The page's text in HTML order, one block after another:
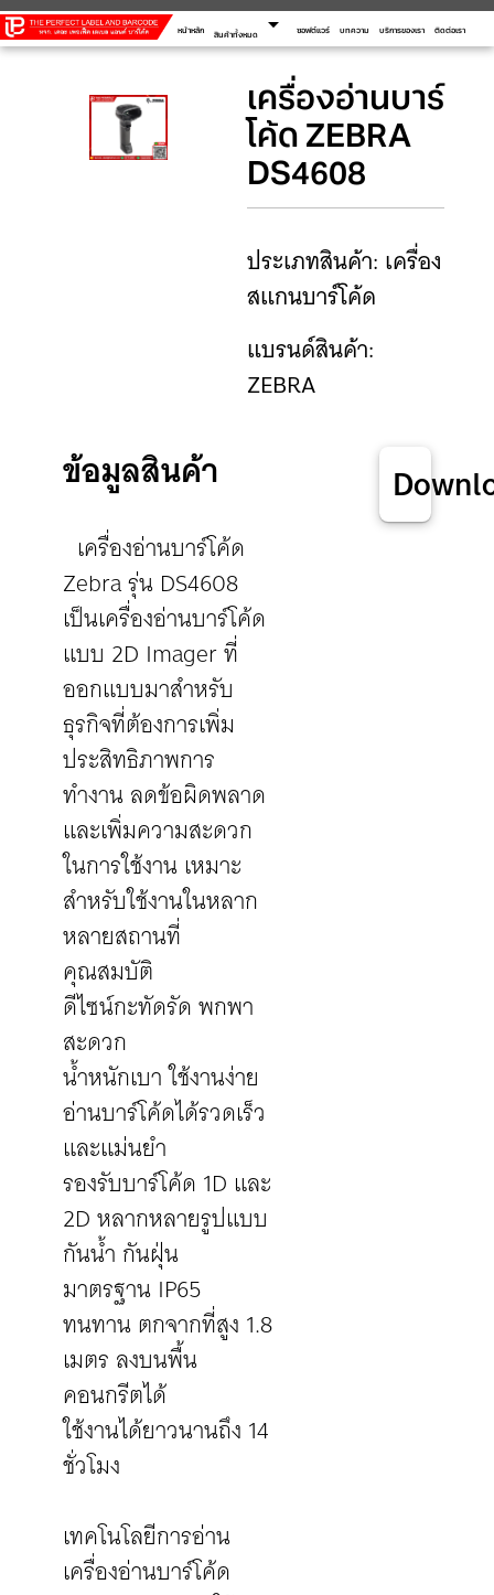
หน้าหลัก สินค้าทั้งหมด arrow_drop_down ซอฟต์แวร์ บทความ บริการของเรา ติดต่อเรา
เครื่องอ่านบาร์
โค้ด ZEBRA
DS4608
ประเภทสินค้า: เครื่อง
สแกนบาร์โค้ด
แบรนด์สินค้า:
ZEBRA
ข้อมูลสินค้า
เครื่องอ่านบาร์โค้ด
Zebra รุ่น DS4608
เป็นเครื่องอ่านบาร์โค้ด
แบบ 2D Imager ที่
ออกแบบมาสำหรับ
ธุรกิจที่ต้องการเพิ่ม
ประสิทธิภาพการ
ทำงาน ลดข้อผิดพลาด
และเพิ่มความสะดวก
ในการใช้งาน เหมาะ
สำหรับใช้งานในหลาก
หลายสถานที่
คุณสมบัติ
ดีไซน์กะทัดรัด พกพา
สะดวก
น้ำหนักเบา ใช้งานง่าย
อ่านบาร์โค้ดได้รวดเร็ว
และแม่นยำ
รองรับบาร์โค้ด 1D และ
2D หลากหลายรูปแบบ
กันน้ำ กันฝุ่น
มาตรฐาน IP65
ทนทาน ตกจากที่สูง 1.8
เมตร ลงบนพื้น
คอนกรีตได้
ใช้งานได้ยาวนานถึง 14
ชั่วโมง
เทคโนโลยีการอ่าน
เครื่องอ่านบาร์โค้ด